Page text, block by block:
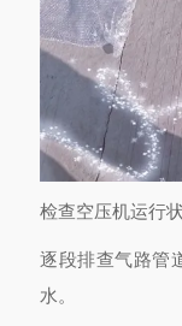
检查空压机运行
逐段排查气路管
水。